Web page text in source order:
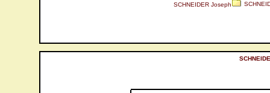
SCHNEIDER Joseph